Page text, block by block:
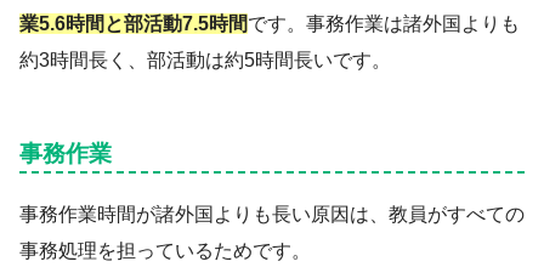
業5.6時間と部活動7.5時間です。事務作業は諸外国よりも
約3時間長く、部活動は約5時間長いです。
事務作業
事務作業時間が諸外国よりも長い原因は、教員がすべての
事務処理を担っているためです。